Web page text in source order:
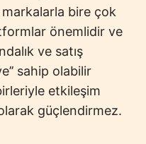
bire çok
önemlidir ve
ve satış
sahip olabilir
etkileşim
güçlendirmez.